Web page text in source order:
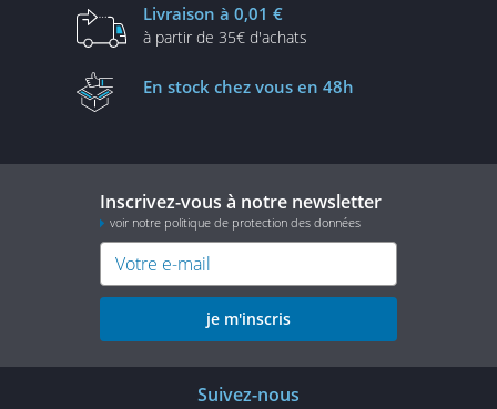
Livraison à 0,01 €
à partir de 35€ d'achats
En stock chez vous en 48h
Inscrivez-vous à notre newsletter
voir notre politique de protection des données
je m'inscris
Suivez-nous